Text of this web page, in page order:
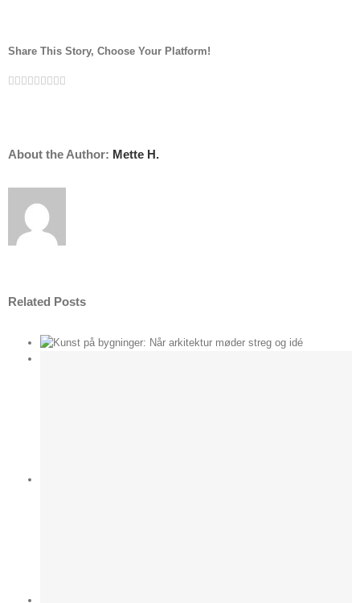
Share This Story, Choose Your Platform!
Facebook
Twitter
Linkedin
Reddit
Tumblr
Google+
Pinterest
Vk
About the Author: Mette H.
Related Posts